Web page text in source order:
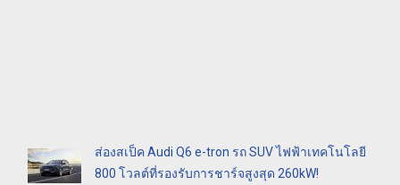
ส่องสเป็ค Audi Q6 e-tron รถ SUV ไฟฟ้าเทคโนโลยี
800 โวลต์ที่รองรับการชาร์จสูงสุด 260kW!